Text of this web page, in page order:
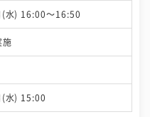
水) 16:00〜16:50
施
水) 15:00